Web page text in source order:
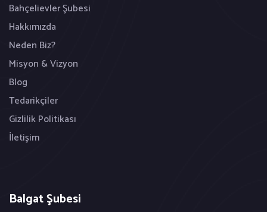
Bahçelievler Şubesi
Hakkımızda
Neden Biz?
Misyon & Vizyon
Blog
Tedarikçiler
Gizlilik Politikası
İletişim
Balgat Şubesi